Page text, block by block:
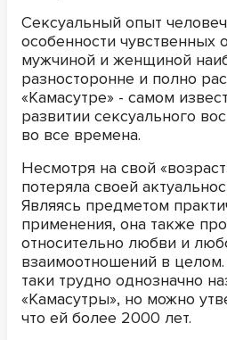
Сексуальный опыт
особенности
мужчиной и женщиной
разносторонне и полно
«Камасутре» - самом
развитии сексуального
во все времена.
Несмотря на свой
потеряла своей
Являясь предметом
применения, она также
относительно любви и
взаимоотношений в
таки трудно однозначно
«Камасутры», но можно
что ей более 2000 лет.